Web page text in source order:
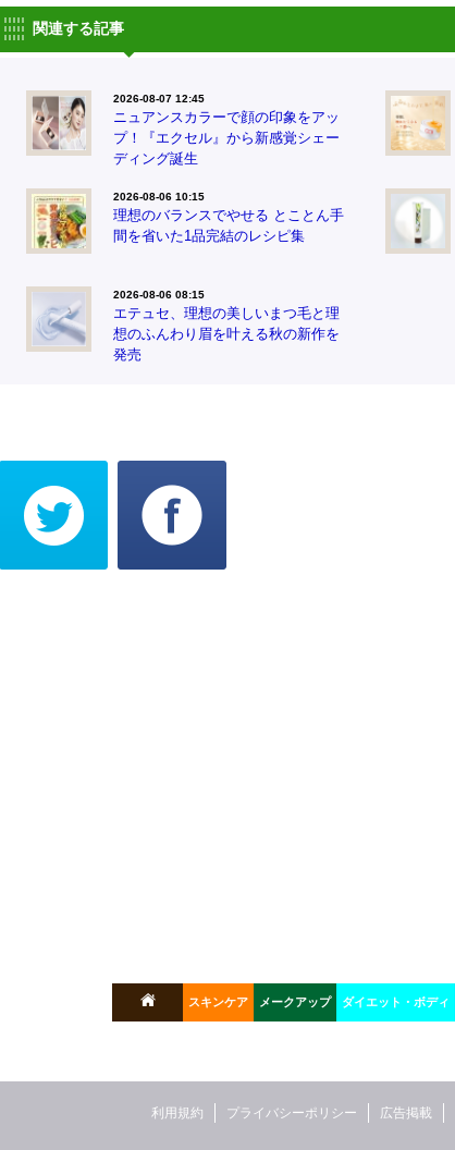
関連する記事
2026-08-07 12:45
ニュアンスカラーで顔の印象をアッ
プ！『エクセル』から新感覚シェー
ディング誕生
2026-08-06 10:15
理想のバランスでやせる とことん手
間を省いた1品完結のレシピ集
2026-08-06 08:15
エテュセ、理想の美しいまつ毛と理
想のふんわり眉を叶える秋の新作を
発売
スキンケア メークアップ ダイエット・ボディ
広告掲載
プライバシーポリシー
利用規約